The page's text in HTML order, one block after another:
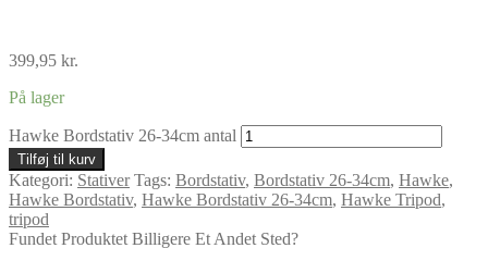
399,95 kr.
På lager
Hawke Bordstativ 26-34cm antal
Tilføj til kurv
Kategori: Stativer Tags: Bordstativ, Bordstativ 26-34cm, Hawke,
Hawke Bordstativ, Hawke Bordstativ 26-34cm, Hawke Tripod,
tripod
Fundet Produktet Billigere Et Andet Sted?